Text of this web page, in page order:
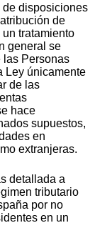
de disposiciones
de
tratamiento
general se
las Personas
Ley únicamente
de las
hace
supuestos,
en
extranjeras.
detallada a
tributario
por no
en un